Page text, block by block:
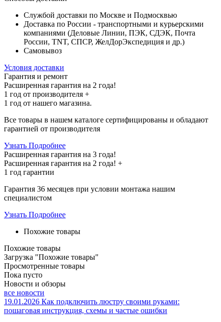
Службой доставки по Москве и Подмосквью
Доставка по России - транспортными и курьерскими
компаниями (Деловые Линии, ПЭК, СДЭК, Почта
России, TNT, СПСР, ЖелДорЭкспедиция и др.)
Самовывоз
Условия доставки
Гарантия и ремонт
Расширенная гарантия на 2 года!
1 год от производителя +
1 год от нашего магазина.
Все товары в нашем каталоге сертифицированы и обладают
гарантией от производителя
Узнать Подробнее
Расширенная гарантия на 3 года!
Расширенная гарантия на 2 года! +
1 год гарантии
Гарантия 36 месяцев при условии монтажа нашим
специалистом
Узнать Подробнее
Похожие товары
Похожие товары
Загрузка "Похожие товары"
Просмотренные товары
Пока пусто
Новости и обзоры
все новости
19.01.2026 Как подключить люстру своими руками:
пошаговая инструкция, схемы и частые ошибки